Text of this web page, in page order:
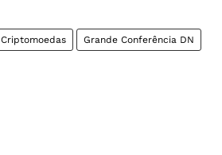
Criptomoedas Grande Conferência DN